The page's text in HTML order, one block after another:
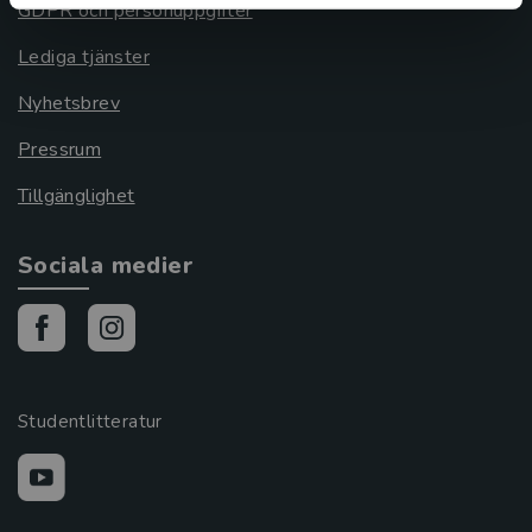
GDPR och personuppgifter
Lediga tjänster
Nyhetsbrev
Pressrum
Tillgänglighet
Sociala medier
Studentlitteratur